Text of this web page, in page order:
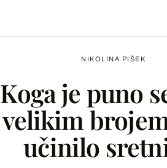
NIKOLINA PIŠEK
Koga je puno
velikim
učinilo